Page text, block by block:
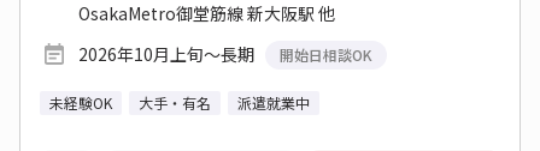
OsakaMetro御堂筋線 新大阪駅 他
2026年10月上旬～長期
開始日相談OK
未経験OK 大手・有名 派遣就業中